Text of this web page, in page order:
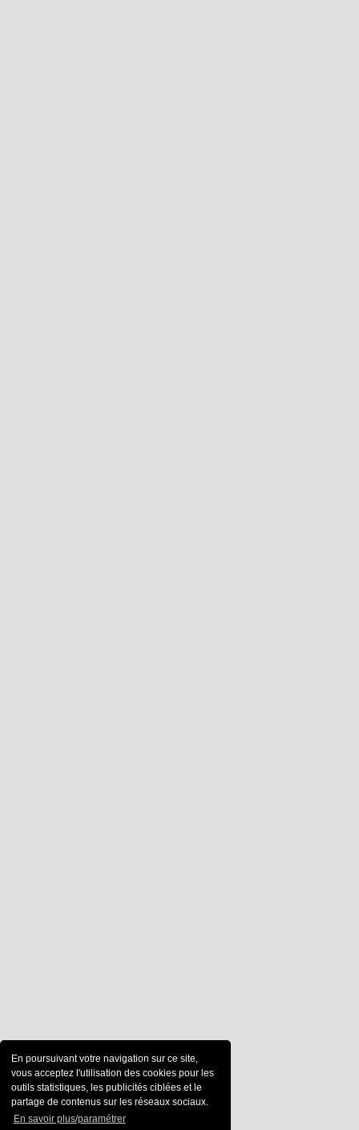
En poursuivant votre navigation sur ce site,
vous acceptez l'utilisation des cookies pour les
outils statistiques, les publicités ciblées et le
partage de contenus sur les réseaux sociaux.
En savoir plus/paramétrer